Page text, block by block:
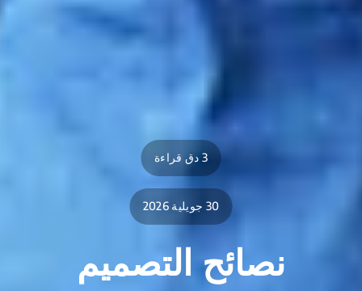
3 دق قراءة
30 جويلية 2026
نصائح التصميم